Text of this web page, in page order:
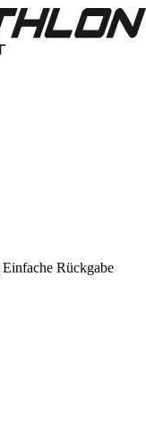
Einfache Rückgabe